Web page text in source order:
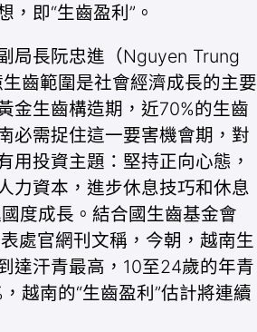
，即“生齒盈利”。
局長阮忠進（Nguyen Trung
齒範圍是社會經濟成長的主要
金生齒構造期，近70%的生齒
必需捉住這一要害機會期，對
用投資主題：堅持正向心態，
力資本，進步休息技巧和休息
度成長。結合國生齒基金會
表處官網刊文稱，今朝，越南生
達汗青最高，10至24歲的年青
越南的“生齒盈利”估計將連續